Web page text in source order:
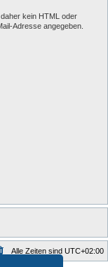
kein HTML oder
Adresse angegeben.
Alle Zeiten sind UTC+02:00